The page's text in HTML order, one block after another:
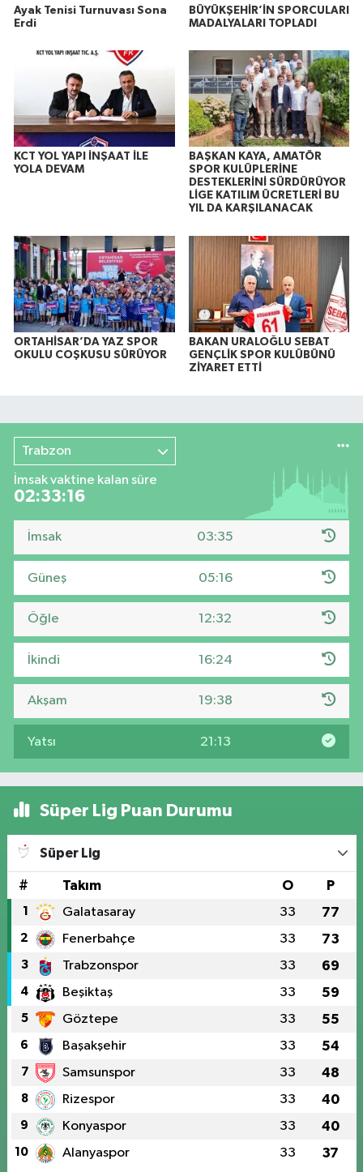
Ayak Tenisi Turnuvası Sona
Erdi
BÜYÜKŞEHİR’İN SPORCULARI
MADALYALARI TOPLADI
KCT YOL YAPI İNŞAAT İLE
YOLA DEVAM
BAŞKAN KAYA, AMATÖR
SPOR KULÜPLERİNE
DESTEKLERİNİ SÜRDÜRÜYOR
LİGE KATILIM ÜCRETLERİ BU
YIL DA KARŞILANACAK
ORTAHİSAR’DA YAZ SPOR
OKULU COŞKUSU SÜRÜYOR
BAKAN URALOĞLU SEBAT
GENÇLİK SPOR KULÜBÜNÜ
ZİYARET ETTİ
Trabzon
İmsak vaktine kalan süre
02:33:15
İmsak 03:35
Güneş 05:16
Öğle 12:32
İkindi 16:24
Akşam 19:38
Yatsı 21:13
Süper Lig Puan Durumu
Süper Lig
# Takım O P
1 Galatasaray 33 77
2 Fenerbahçe 33 73
3 Trabzonspor 33 69
4 Beşiktaş 33 59
5 Göztepe 33 55
6 Başakşehir 33 54
7 Samsunspor 33 48
8 Rizespor 33 40
9 Konyaspor 33 40
10 Alanyaspor 33 37